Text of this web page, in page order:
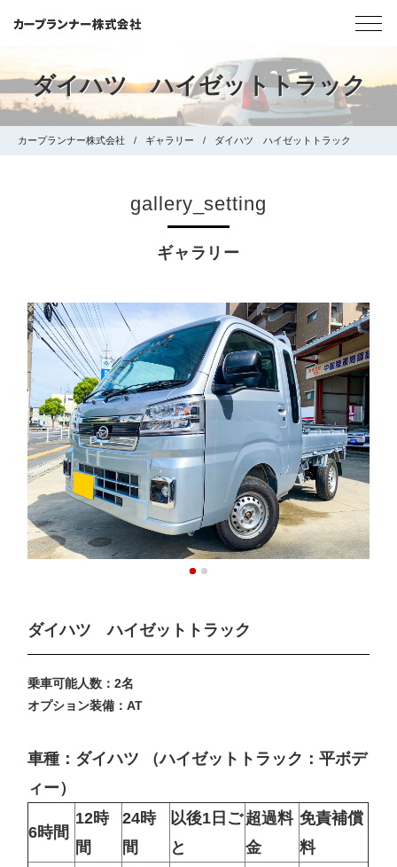
ダイハツ ハイゼットトラック
カープランナー株式会社 ギャラリー ダイハツ ハイゼットトラック
ギャラリー
gallery_setting
ダイハツ ハイゼットトラック
乗車可能人数：2名
オプション装備：AT
車種：ダイハツ （ハイゼットトラック：平ボデ
ィー）
6時間
12時
間
24時
間
以後1日ご
と
超過料
金
免責補償
料